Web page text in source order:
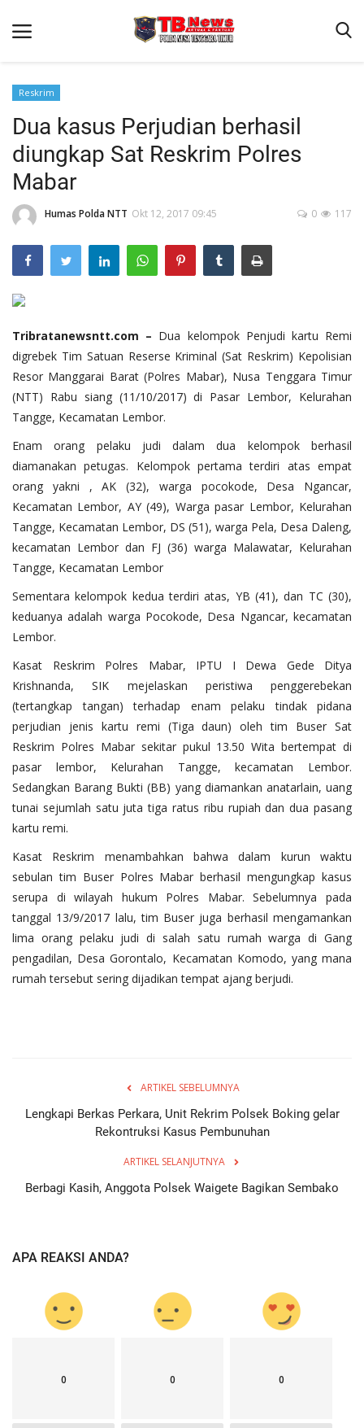
Beranda
Binkam
Terms & Conditions
Reskrim
Lantas
Polisi Kita
Mitra Polisi
Giat Ops
Link Polda NTT
Reskrim
Dua kasus Perjudian berhasil
diungkap Sat Reskrim Polres
Mabar
Humas Polda NTT Okt 12, 2017 09:45 117
0
Tribratanewsntt.com – Dua kelompok Penjudi kartu Remi
digrebek Tim Satuan Reserse Kriminal (Sat Reskrim) Kepolisian
Resor Manggarai Barat (Polres Mabar), Nusa Tenggara Timur
(NTT) Rabu siang (11/10/2017) di Pasar Lembor, Kelurahan
Tangge, Kecamatan Lembor.
Enam orang pelaku judi dalam dua kelompok berhasil
diamanakan petugas. Kelompok pertama terdiri atas empat
orang yakni , AK (32), warga pocokode, Desa Ngancar,
Kecamatan Lembor, AY (49), Warga pasar Lembor, Kelurahan
Tangge, Kecamatan Lembor, DS (51), warga Pela, Desa Daleng,
kecamatan Lembor dan FJ (36) warga Malawatar, Kelurahan
Tangge, Kecamatan Lembor
Sementara kelompok kedua terdiri atas, YB (41), dan TC (30),
keduanya adalah warga Pocokode, Desa Ngancar, kecamatan
Lembor.
Kasat Reskrim Polres Mabar, IPTU I Dewa Gede Ditya
Krishnanda, SIK mejelaskan peristiwa penggerebekan
(tertangkap tangan) terhadap enam pelaku tindak pidana
perjudian jenis kartu remi (Tiga daun) oleh tim Buser Sat
Reskrim Polres Mabar sekitar pukul 13.50 Wita bertempat di
pasar lembor, Kelurahan Tangge, kecamatan Lembor.
Sedangkan Barang Bukti (BB) yang diamankan anatarlain, uang
tunai sejumlah satu juta tiga ratus ribu rupiah dan dua pasang
kartu remi.
Kasat Reskrim menambahkan bahwa dalam kurun waktu
sebulan tim Buser Polres Mabar berhasil mengungkap kasus
serupa di wilayah hukum Polres Mabar. Sebelumnya pada
tanggal 13/9/2017 lalu, tim Buser juga berhasil mengamankan
lima orang pelaku judi di salah satu rumah warga di Gang
pengadilan, Desa Gorontalo, Kecamatan Komodo, yang mana
rumah tersebut sering dijadikan tempat ajang berjudi.
ARTIKEL SEBELUMNYA
Lengkapi Berkas Perkara, Unit Rekrim Polsek Boking gelar
Rekontruksi Kasus Pembunuhan
ARTIKEL SELANJUTNYA
Berbagi Kasih, Anggota Polsek Waigete Bagikan Sembako
APA REAKSI ANDA?
0 0 0